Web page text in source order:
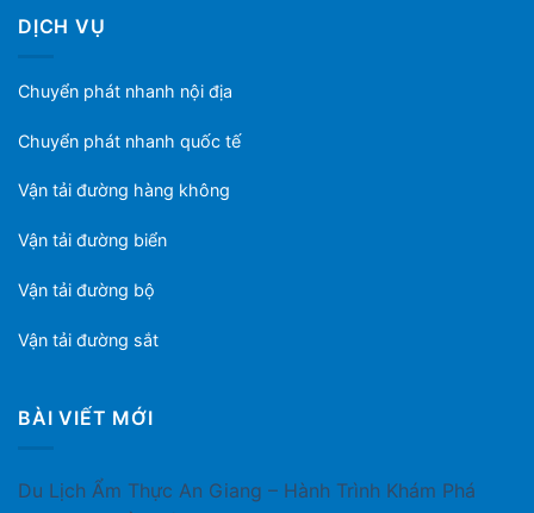
DỊCH VỤ
Chuyển phát nhanh nội địa
Chuyển phát nhanh quốc tế
Vận tải đường hàng không
Vận tải đường biển
Vận tải đường bộ
Vận tải đường sắt
BÀI VIẾT MỚI
Du Lịch Ẩm Thực An Giang – Hành Trình Khám Phá